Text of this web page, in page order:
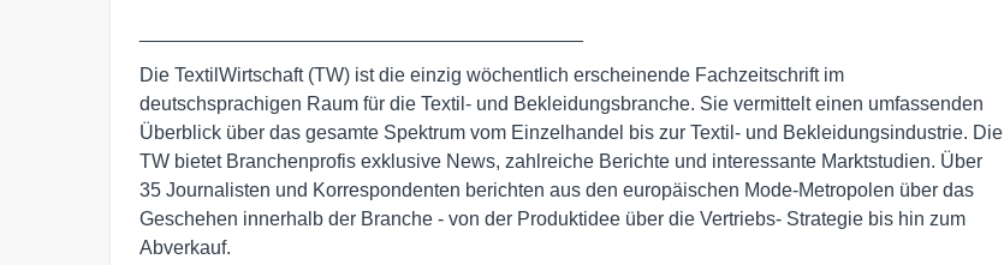
Die TextilWirtschaft (TW) ist die einzig wöchentlich erscheinende Fachzeitschrift im
deutschsprachigen Raum für die Textil- und Bekleidungsbranche. Sie vermittelt einen umfassenden
Überblick über das gesamte Spektrum vom Einzelhandel bis zur Textil- und Bekleidungsindustrie. Die
TW bietet Branchenprofis exklusive News, zahlreiche Berichte und interessante Marktstudien. Über
35 Journalisten und Korrespondenten berichten aus den europäischen Mode-Metropolen über das
Geschehen innerhalb der Branche - von der Produktidee über die Vertriebs- Strategie bis hin zum
Abverkauf.